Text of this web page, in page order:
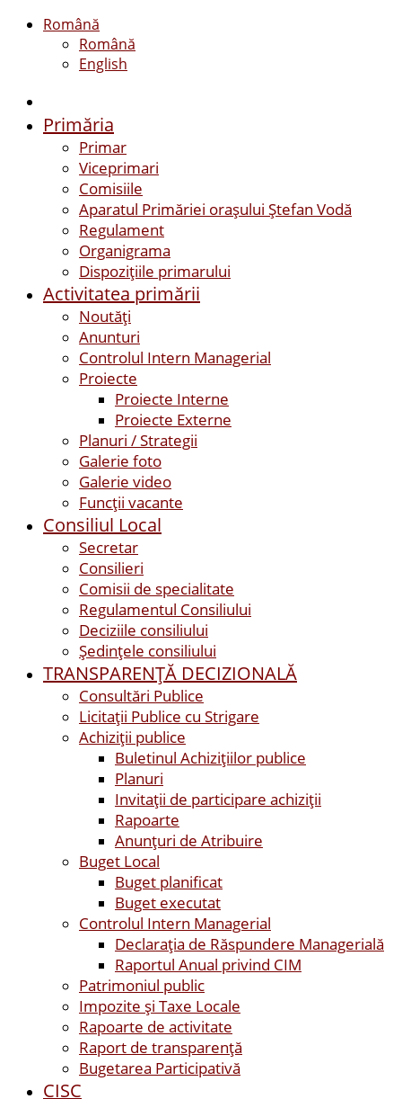
Română
Română
English
Primăria
Primar
Viceprimari
Comisiile
Aparatul Primăriei orașului Ștefan Vodă
Regulament
Organigrama
Dispozițiile primarului
Activitatea primării
Noutăți
Anunturi
Controlul Intern Managerial
Proiecte
Proiecte Interne
Proiecte Externe
Planuri / Strategii
Galerie foto
Galerie video
Funcții vacante
Consiliul Local
Secretar
Consilieri
Comisii de specialitate
Regulamentul Consiliului
Deciziile consiliului
Ședințele consiliului
TRANSPARENȚĂ DECIZIONALĂ
Consultări Publice
Licitații Publice cu Strigare
Achiziţii publice
Buletinul Achizițiilor publice
Planuri
Invitaţii de participare achiziții
Rapoarte
Anunțuri de Atribuire
Buget Local
Buget planificat
Buget executat
Controlul Intern Managerial
Declarația de Răspundere Managerială
Raportul Anual privind CIM
Patrimoniul public
Impozite și Taxe Locale
Rapoarte de activitate
Raport de transparenţă
Bugetarea Participativă
CISC